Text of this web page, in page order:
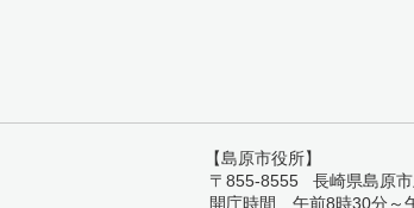
【島原市役所】
〒855-8555 長崎県島原
開庁時間 午前8時30分～